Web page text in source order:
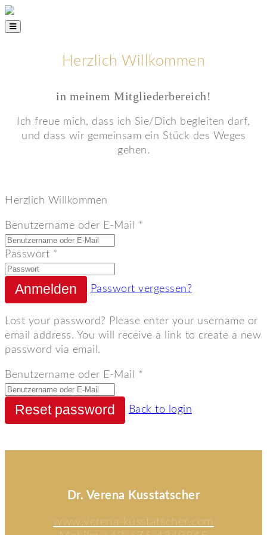
Herzlich Willkommen
in meinem Mitgliederbereich!
Ich freue mich, dass ich Sie/Dich begleiten darf,
und dass wir gemeinsam ein Stück des Weges
gehen.
Herzlich Willkommen
Benutzername oder E-Mail *
Passwort *
Passwort vergessen?
Lost your password? Please enter your username or
email address. You will receive a link to create a new
password via email.
Benutzername oder E-Mail *
Back to login
Dr. Verena Kusstatscher
www.verena-kusstatscher.com